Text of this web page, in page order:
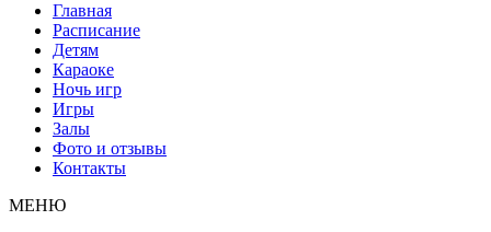
Главная
Расписание
Детям
Караоке
Ночь игр
Игры
Залы
Фото и отзывы
Контакты
МЕНЮ